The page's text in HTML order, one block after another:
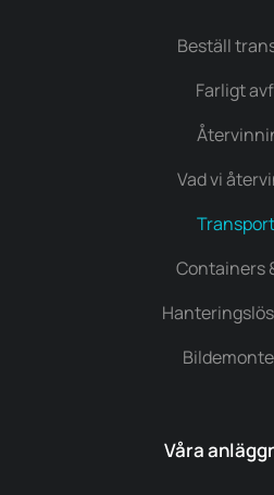
Beställ
Farligt
Vad vi
Containers
Våra